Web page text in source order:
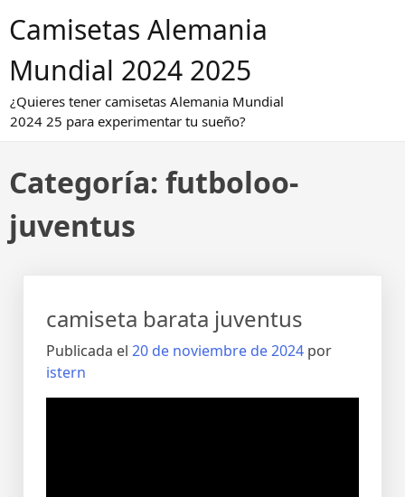
alCamisetas Alemania
Mundial 2024 2025
¿Quieres tener camisetas Alemania Mundial
2024 25 para experimentar tu sueño?
Categoría: futboloo-
juventus
camiseta barata juventus
Publicada el 20 de noviembre de 2024 por
istern